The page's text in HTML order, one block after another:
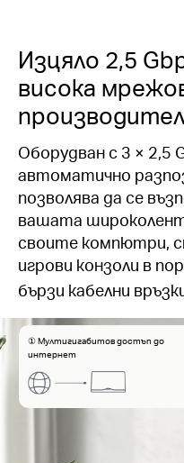
Изцяло 2,5
висока
Оборудван с 3 × 2,5
автоматично
позволява да се
вашата
своите компютри,
игрови конзоли в
бързи кабелни
① Мултигигабитов достъп до
интернет